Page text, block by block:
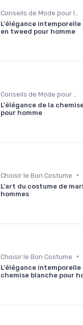
L'élégance intemporelle
en tweed pour homme
L'élégance de la
pour homme
Choisir le Bon Costume •
L'art du costume de
hommes
Choisir le Bon Costume •
L'élégance intemporelle
chemise blanche pour